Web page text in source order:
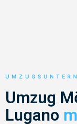
Umzug
Lugano